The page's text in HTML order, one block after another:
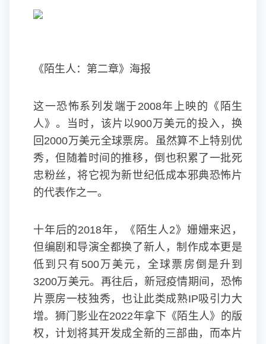
《陌生人：第二章》海报
这一恐怖系列发端于2008年上映的《陌生
人》。当时，该片以900万美元的投入，换
回2000万美元全球票房。虽然算不上特别优
秀，但随着时间的推移，倒也积累了一批死
忠粉丝，将它视为新世纪低成本邪典恐怖片
的代表作之一。
十年后的2018年，《陌生人2》姗姗来迟，
但编剧和导演全都换了新人，制作成本更是
低到只有500万美元，全球票房倒是升到
3200万美元。再往后，新冠疫情期间，恐怖
片票房一枝独秀，也让此类成熟IP吸引力大
增。狮门影业在2022年拿下《陌生人》的版
权，计划将其开发成全新的三部曲，而本片